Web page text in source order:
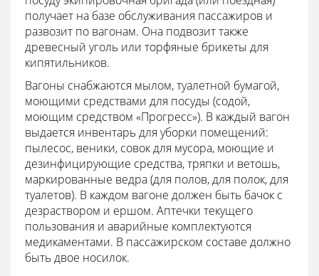
получает на базе обслуживания пассажиров и
развозит по вагонам. Она подвозит также
древесный уголь или торфяные брикеты для
кипятильников.
Вагоны снабжаются мылом, туалетной бумагой,
моющими средствами для посуды (содой,
моющим средством «Прогресс»). В каждый вагон
выдается инвентарь для уборки помещений:
пылесос, веники, совок для мусора, моющие и
дезинфицирующие средства, тряпки и ветошь,
маркированные ведра (для полов, для полок, для
туалетов). В каждом вагоне должен быть бачок с
дезраствором и ершом. Аптечки текущего
пользования и аварийные комплектуются
медикаментами. В пассажирском составе должно
быть двое носилок.